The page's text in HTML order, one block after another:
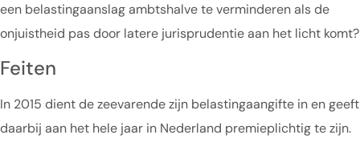
een belastingaanslag ambtshalve te verminderen als de
onjuistheid pas door latere jurisprudentie aan het licht komt?
Feiten
In 2015 dient de zeevarende zijn belastingaangifte in en geeft
daarbij aan het hele jaar in Nederland premieplichtig te zijn.